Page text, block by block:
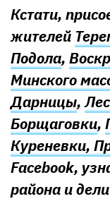
Кстати,
жителей
Подола,
Минского
Дарницы,
Борщаговки,
Куреневки,
Facebook,
района и